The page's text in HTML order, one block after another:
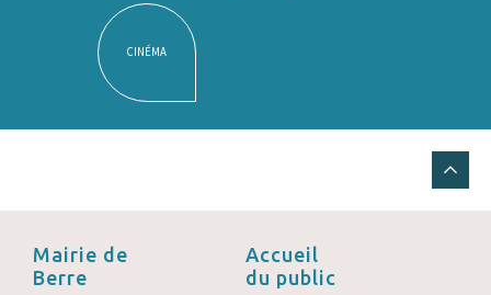
CINÉMA
Mairie de
Berre
Accueil
du public